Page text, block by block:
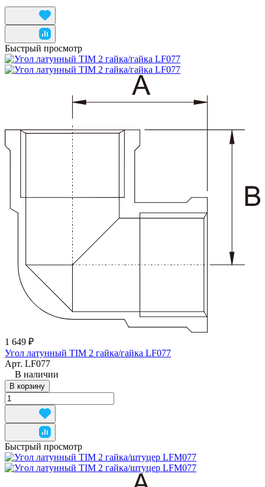
Быстрый просмотр
1 649 ₽
Угол латунный TIM 2 гайка/гайка LF077
Арт. LF077
В наличии
В корзину
Быстрый просмотр